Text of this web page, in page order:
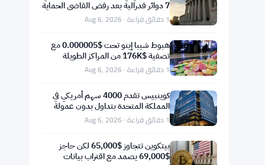
حكم قضائي في يوتا يترك كالش معرضة في
الفدرالية1 دقائق قراءة · Aug 6, 2026